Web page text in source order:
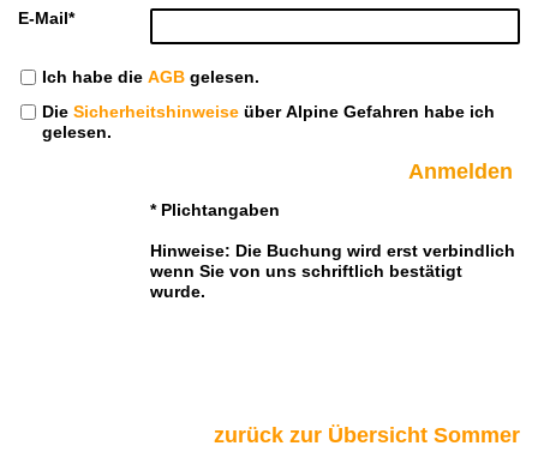
E-Mail*
Ich habe die AGB gelesen.
Die Sicherheitshinweise über Alpine Gefahren habe ich
gelesen.
* Plichtangaben
Hinweise: Die Buchung wird erst verbindlich
wenn Sie von uns schriftlich bestätigt
wurde.
zurück zur Übersicht Sommer